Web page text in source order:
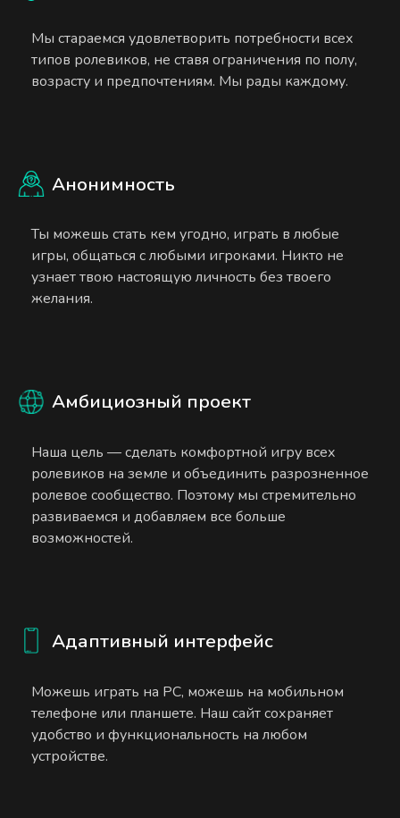
Мы стараемся удовлетворить потребности всех
типов ролевиков, не ставя ограничения по полу,
возрасту и предпочтениям. Мы рады каждому.
Анонимность
Ты можешь стать кем угодно, играть в любые
игры, общаться с любыми игроками. Никто не
узнает твою настоящую личность без твоего
желания.
Амбициозный проект
Наша цель — сделать комфортной игру всех
ролевиков на земле и объединить разрозненное
ролевое сообщество. Поэтому мы стремительно
развиваемся и добавляем все больше
возможностей.
Адаптивный интерфейс
Можешь играть на PC, можешь на мобильном
телефоне или планшете. Наш сайт сохраняет
удобство и функциональность на любом
устройстве.